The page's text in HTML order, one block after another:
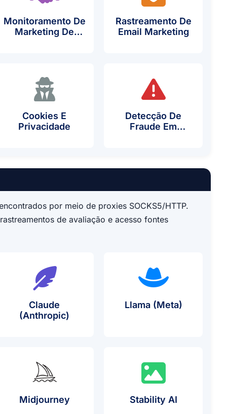
Monitoramento De
Marketing De
Rastreamento De
Email Marketing
Cookies E
Privacidade
Detecção De
Fraude Em
por meio de proxies SOCKS5/HTTP.
de avaliação e acesso fontes
Uso De Proxy
Claude
(Anthropic)
Llama (Meta)
De Proxy
MidjourneyCaso De Uso De Proxy
Stability AI